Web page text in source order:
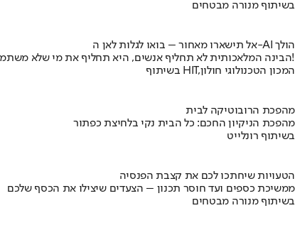
בשיתוף מנורה מבטחים
אל תישארו מאחור – בואו לגלות לאן ה-AI הולך
הבינה המלאכותית לא תחליף אנשים, היא תחליף את מי שלא משתמש בה!
בשיתוף HIT,המכון הטכנולוגי חולון
מהפכת הרובוטיקה לבית
מהפכת הניקיון החכם: כל הבית נקי בלחיצת כפתור
בשיתוף רונלייט
הטעויות שיחתכו לכם את קצבת הפנסיה
ממשיכת כספים ועד חוסר תכנון – הצעדים שיצילו את הכסף שלכם
בשיתוף מנורה מבטחים